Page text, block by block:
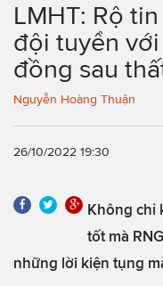
LMHT: Rộ
đội tuyển
đồng sau
Nguyễn Hoàng Thuận
26/10/2022 19:30
Không chỉ
tốt mà
những lời kiện tụng